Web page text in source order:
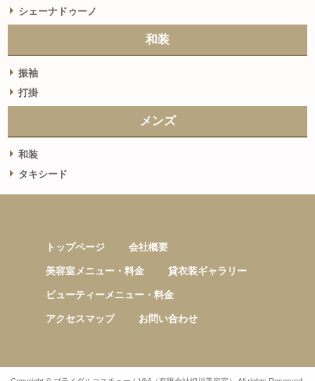
シェーナドゥーノ
和装
振袖
打掛
メンズ
和装
タキシード
トップページ 会社概要
美容室メニュー・料金 貸衣装ギャラリー
ビューティーメニュー・料金
アクセスマップ お問い合わせ